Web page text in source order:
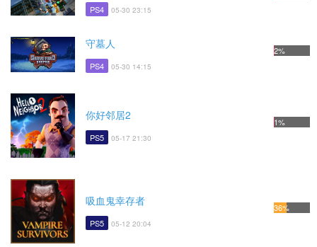
PS4 05-30 23:15
守墓人
PS4 05-30 14:15
2%
你好邻居2
PS5 05-17 21:30
1%
吸血鬼幸存者
PS5 05-12 20:04
36%